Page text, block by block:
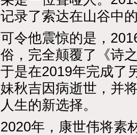
记录了索达在山谷中
可令他震惊的是，
俗，完全颠覆了《诗
于是在2019年完成了
妹秋吉因病逝世，并
人生的新选择。
2020年，康世伟将素